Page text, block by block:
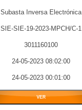
Subasta Inversa Electrónica
SIE-SIE-19-2023-MPCH/C-1
3011160100
24-05-2023 08:02:00
24-05-2023 00:01:00
VER